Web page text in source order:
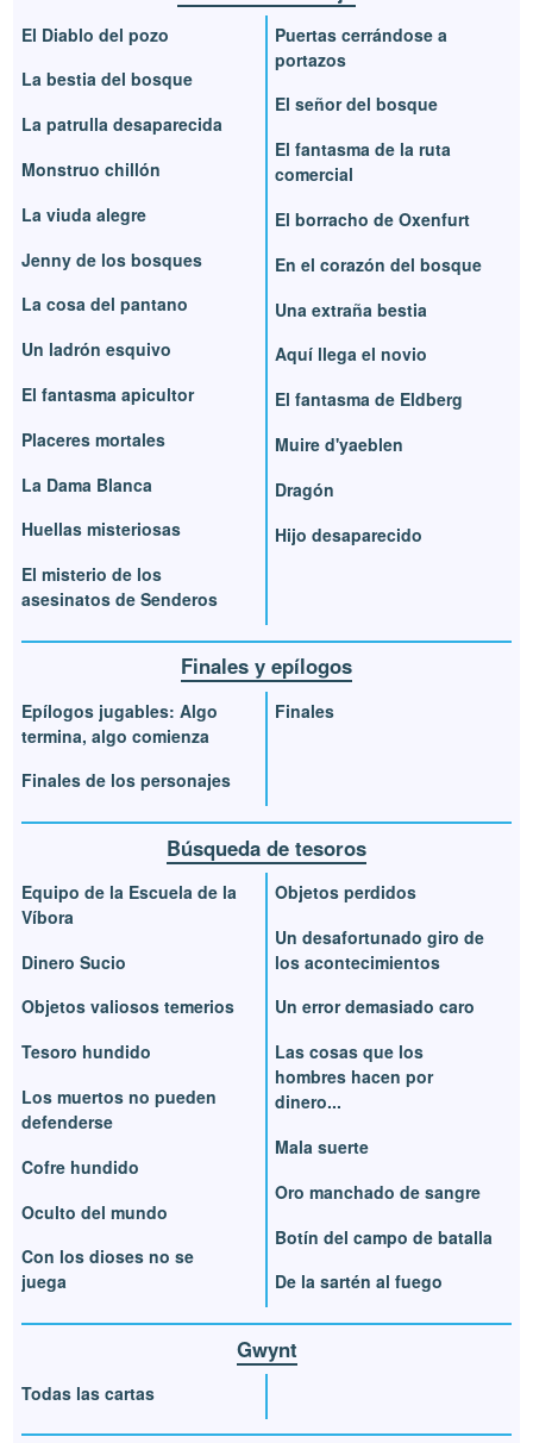
El Diablo del pozo
La bestia del bosque
La patrulla desaparecida
Monstruo chillón
La viuda alegre
Jenny de los bosques
La cosa del pantano
Un ladrón esquivo
El fantasma apicultor
Placeres mortales
La Dama Blanca
Huellas misteriosas
El misterio de los
asesinatos de Senderos
Puertas cerrándose a
portazos
El señor del bosque
El fantasma de la ruta
comercial
El borracho de Oxenfurt
En el corazón del bosque
Una extraña bestia
Aquí llega el novio
El fantasma de Eldberg
Muire d'yaeblen
Dragón
Hijo desaparecido
Finales y epílogos
Epílogos jugables: Algo
termina, algo comienza
Finales de los personajes
Finales
Búsqueda de tesoros
Equipo de la Escuela de la
Víbora
Dinero Sucio
Objetos valiosos temerios
Tesoro hundido
Los muertos no pueden
defenderse
Cofre hundido
Oculto del mundo
Con los dioses no se
juega
Objetos perdidos
Un desafortunado giro de
los acontecimientos
Un error demasiado caro
Las cosas que los
hombres hacen por
dinero...
Mala suerte
Oro manchado de sangre
Botín del campo de batalla
De la sartén al fuego
Gwynt
Todas las cartas